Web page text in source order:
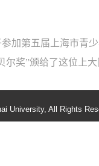
加第五届上海市青
尔奖”颁给了这位上
University, All Rights